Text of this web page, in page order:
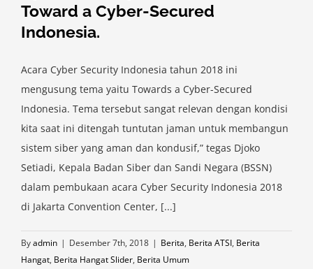
Toward a Cyber-Secured
Indonesia.
Acara Cyber Security Indonesia tahun 2018 ini
mengusung tema yaitu Towards a Cyber-Secured
Indonesia. Tema tersebut sangat relevan dengan kondisi
kita saat ini ditengah tuntutan jaman untuk membangun
sistem siber yang aman dan kondusif,” tegas Djoko
Setiadi, Kepala Badan Siber dan Sandi Negara (BSSN)
dalam pembukaan acara Cyber Security Indonesia 2018
di Jakarta Convention Center, [...]
Byadmin | Desember 7th, 2018 | Berita, Berita ATSI, Berita
Hangat, Berita Hangat Slider, Berita Umum